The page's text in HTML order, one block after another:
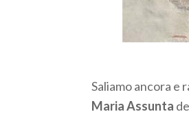
Saliamo ancora e
Maria Assunta